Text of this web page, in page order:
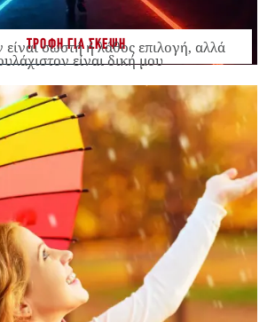
ΤΡΟΦΗ ΓΙΑ ΣΚΕΨΗ
σωστή ή λάθος επιλογή, αλλά
είναι δική μου